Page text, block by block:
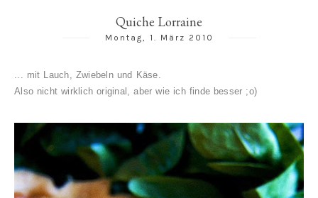
Quiche Lorraine
Montag, 1. März 2010
... mit Lauch, Zwiebeln und Käse.
Also nicht wirklich original, aber wie ich finde besser ;o)